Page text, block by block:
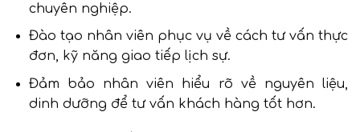
chuyên nghiệp.
Đào tạo nhân viên phục vụ về cách tư vấn thực
đơn, kỹ năng giao tiếp lịch sự.
Đảm bảo nhân viên hiểu rõ về nguyên liệu,
dinh dưỡng để tư vấn khách hàng tốt hơn.